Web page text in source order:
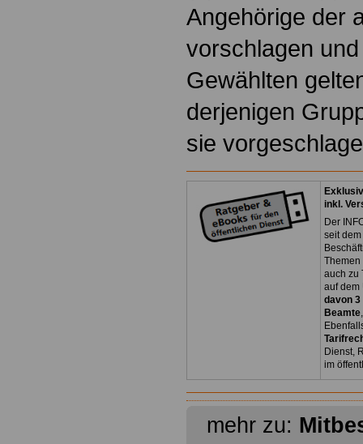
Angehörige der
vorschlagen
Gewählten
derjenigen
sie
inkl.
Der
seit
Themen
auch zu
auf dem
davon 3
Beamte
Dienst,
im
mehr zu: